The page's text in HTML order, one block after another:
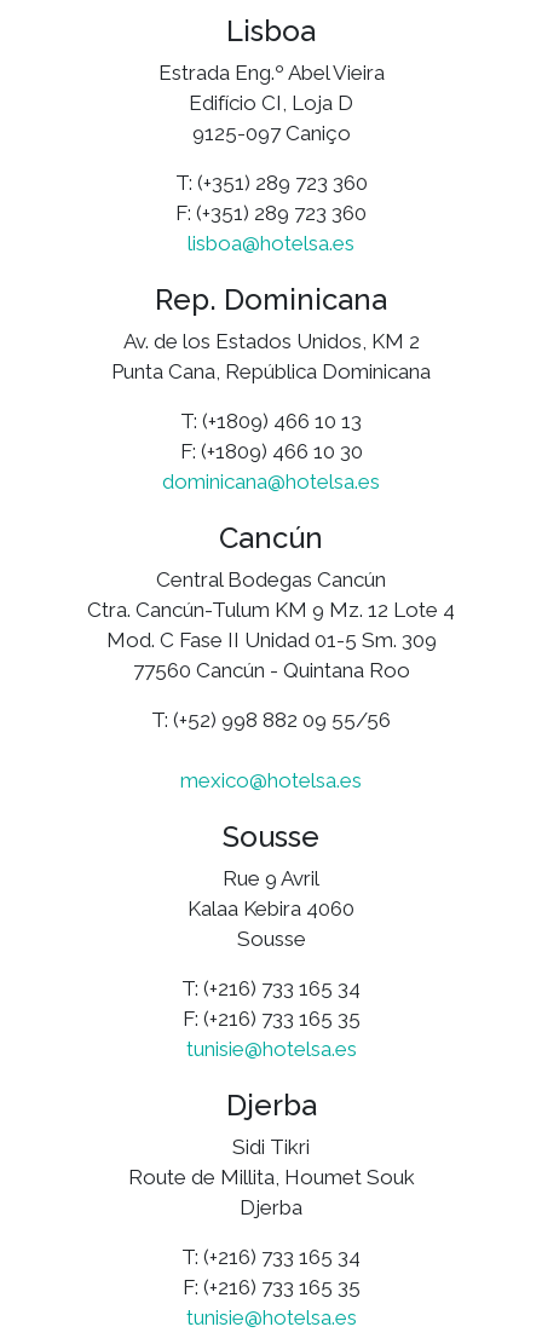
Lisboa
Estrada Eng.º Abel Vieira
Edifício CI, Loja D
9125-097 Caniço
T: (+351) 289 723 360
F: (+351) 289 723 360
lisboa@hotelsa.es
Rep. Dominicana
Av. de los Estados Unidos, KM 2
Punta Cana, República Dominicana
T: (+1809) 466 10 13
F: (+1809) 466 10 30
dominicana@hotelsa.es
Cancún
Central Bodegas Cancún
Ctra. Cancún-Tulum KM 9 Mz. 12 Lote 4
Mod. C Fase II Unidad 01-5 Sm. 309
77560 Cancún - Quintana Roo
T: (+52) 998 882 09 55/56
mexico@hotelsa.es
Sousse
Rue 9 Avril
Kalaa Kebira 4060
Sousse
T: (+216) 733 165 34
F: (+216) 733 165 35
tunisie@hotelsa.es
Djerba
Sidi Tikri
Route de Millita, Houmet Souk
Djerba
T: (+216) 733 165 34
F: (+216) 733 165 35
tunisie@hotelsa.es